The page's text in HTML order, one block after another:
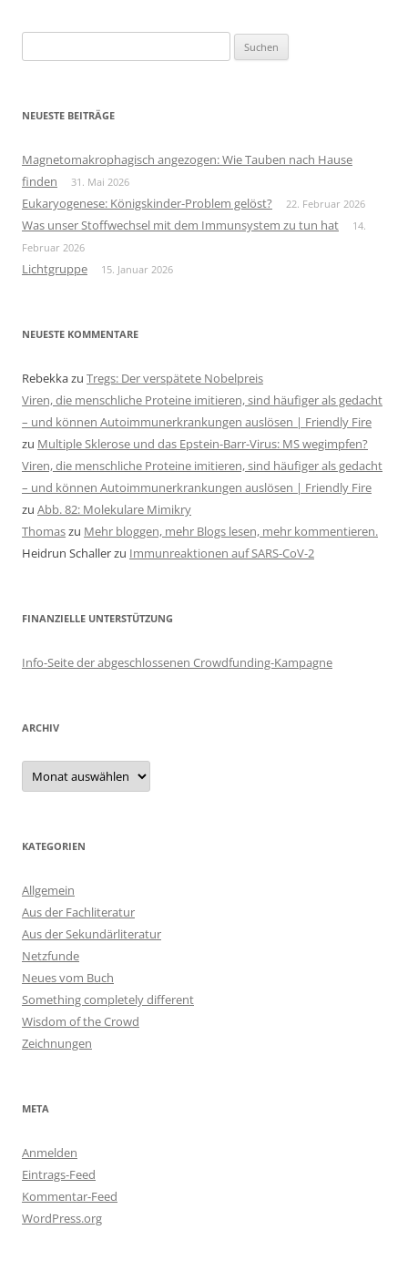
nach:
NEUESTE BEITRÄGE
Magnetomakrophagisch angezogen: Wie Tauben nach Hause
finden
31. Mai 2026
Eukaryogenese: Königskinder-Problem gelöst? 22. Februar 2026
Was unser Stoffwechsel mit dem Immunsystem zu tun hat
14.
Februar 2026
Lichtgruppe 15. Januar 2026
NEUESTE KOMMENTARE
Rebekkazu Tregs: Der verspätete Nobelpreis
Viren, die menschliche Proteine imitieren, sind häufiger als gedacht
– und können Autoimmunerkrankungen auslösen | Friendly Fire
zu Multiple Sklerose und das Epstein-Barr-Virus: MS wegimpfen?
Viren, die menschliche Proteine imitieren, sind häufiger als gedacht
– und können Autoimmunerkrankungen auslösen | Friendly Fire
zu Abb. 82: Molekulare Mimikry
Thomaszu Mehr bloggen, mehr Blogs lesen, mehr kommentieren.
Heidrun Schallerzu Immunreaktionen auf SARS-CoV-2
FINANZIELLE UNTERSTÜTZUNG
Info-Seite der abgeschlossenen Crowdfunding-Kampagne
ARCHIV
Archiv
KATEGORIEN
Allgemein
Aus der Fachliteratur
Aus der Sekundärliteratur
Netzfunde
Neues vom Buch
Something completely different
Wisdom of the Crowd
Zeichnungen
META
Anmelden
Eintrags-Feed
Kommentar-Feed
WordPress.org